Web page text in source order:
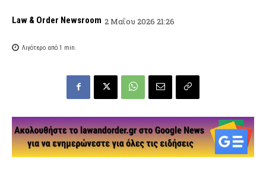
Law & Order Newsroom 2 Μαΐου 2026 21:26
Λιγότερο από 1 min.